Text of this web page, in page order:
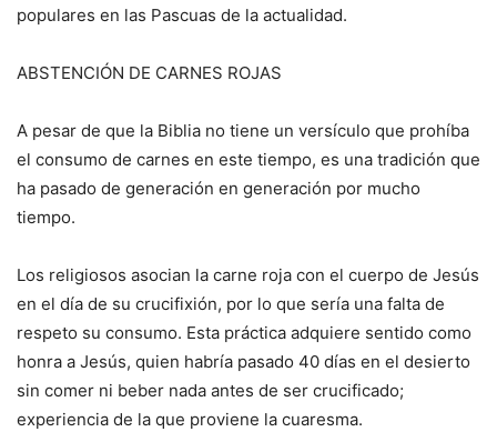
populares en las Pascuas de la actualidad.
ABSTENCIÓN DE CARNES ROJAS
A pesar de que la Biblia no tiene un versículo que prohíba
el consumo de carnes en este tiempo, es una tradición que
ha pasado de generación en generación por mucho
tiempo.
Los religiosos asocian la carne roja con el cuerpo de Jesús
en el día de su crucifixión, por lo que sería una falta de
respeto su consumo. Esta práctica adquiere sentido como
honra a Jesús, quien habría pasado 40 días en el desierto
sin comer ni beber nada antes de ser crucificado;
experiencia de la que proviene la cuaresma.